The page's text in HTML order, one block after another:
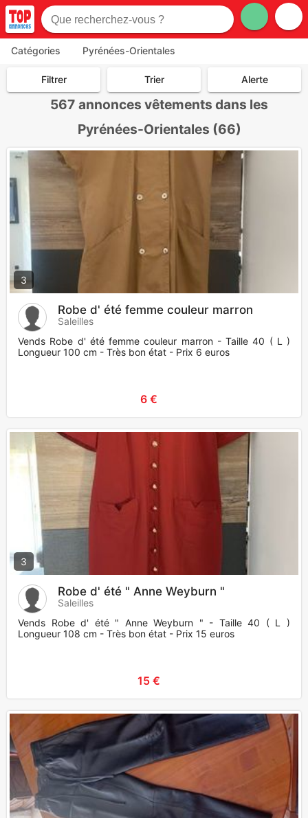
Catégories Pyrénées-Orientales
Filtrer Trier Alerte
567 annonces vêtements dans les
Pyrénées-Orientales (66)
3
Robe d' été femme couleur marron
Saleilles
Vends Robe d' été femme couleur marron - Taille 40 ( L )
Longueur 100 cm - Très bon état - Prix 6 euros
6 €
3
Robe d' été " Anne Weyburn "
Saleilles
Vends Robe d' été " Anne Weyburn " - Taille 40 ( L )
Longueur 108 cm - Très bon état - Prix 15 euros
15 €